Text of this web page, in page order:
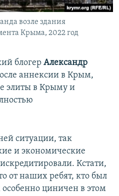
возле здания
Крыма, 2022 год
блогер Александр
аннексии в Крым,
элиты в Крыму и
ситуации, так
и экономические
Кстати,
от наших ребят, кто был
циничен в этом